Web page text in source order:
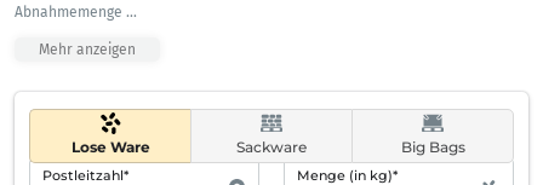
Abnahmemenge ...
Mehr anzeigen
Lose Ware Sackware Big Bags
Postleitzahl* Menge (in kg)*